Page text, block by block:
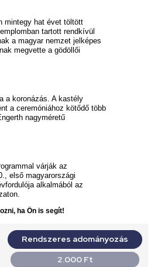
mintegy hat évet töltött
tartott rendkívül
a magyar nemzet jelképes
megvette a gödöllői
a koronázás. A kastély
a ceremóniához kötődő több
nagyméretű
várják az
első magyarországi
alkalmából az
ha Ön is segít!